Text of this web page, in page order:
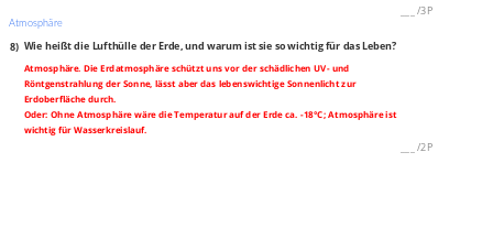
/3P
Atmosphäre
8) Wie heißt die Lufthülle der Erde, und warum ist sie so wichtig für das Leben?
Atmosphäre. Die Erdatmosphäre schützt uns vor der schädlichen UV- und
Röntgenstrahlung der Sonne, lässt aber das lebenswichtige Sonnenlicht zur
Erdoberfläche durch.
Oder: Ohne Atmosphäre wäre die Temperatur auf der Erde ca. -18°C; Atmosphäre ist
wichtig für Wasserkreislauf.
/2P